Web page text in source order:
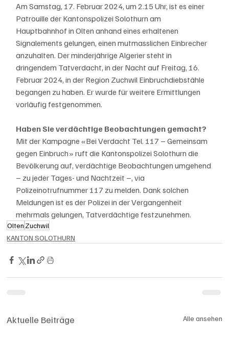
Am Samstag, 17. Februar 2024, um 2.15 Uhr, ist es einer
Patrouille der Kantonspolizei Solothurn am
Hauptbahnhof in Olten anhand eines erhaltenen
Signalements gelungen, einen mutmasslichen Einbrecher
anzuhalten. Der minderjährige Algerier steht in
dringendem Tatverdacht, in der Nacht auf Freitag, 16.
Februar 2024, in der Region Zuchwil Einbruchdiebstähle
begangen zu haben. Er wurde für weitere Ermittlungen
vorläufig festgenommen.
Haben Sie verdächtige Beobachtungen gemacht?
Mit der Kampagne «Bei Verdacht Tel. 117 – Gemeinsam
gegen Einbruch» ruft die Kantonspolizei Solothurn die
Bevölkerung auf, verdächtige Beobachtungen umgehend
– zu jeder Tages- und Nachtzeit –, via
Polizeinotrufnummer 117 zu melden. Dank solchen
Meldungen ist es der Polizei in der Vergangenheit
mehrmals gelungen, Tatverdächtige festzunehmen.
Olten Zuchwil
KANTON SOLOTHURN
Aktuelle Beiträge Alle ansehen